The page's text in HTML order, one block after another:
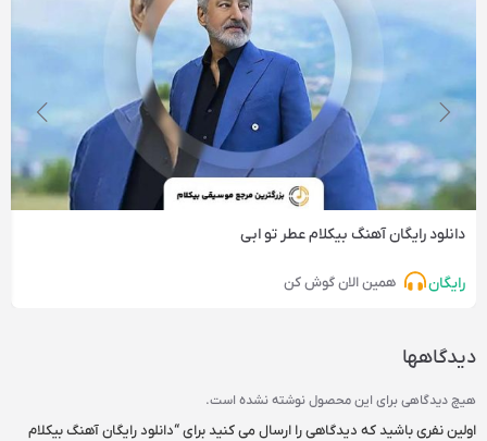
دانلود رایگان آهنگ‌ بیکلام عطر تو ابی
رایگان همین الان گوش کن
دیدگاهها
هیچ دیدگاهی برای این محصول نوشته نشده است.
اولین نفری باشید که دیدگاهی را ارسال می کنید برای “دانلود رایگان آهنگ‌ بیکلام